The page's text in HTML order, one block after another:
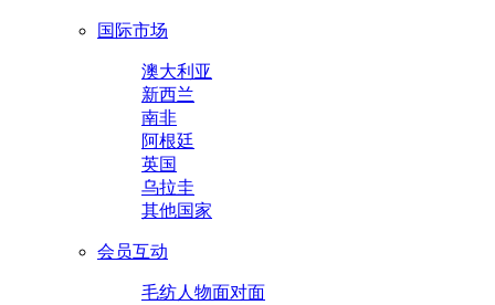
国际市场
澳大利亚
新西兰
南非
阿根廷
英国
乌拉圭
其他国家
会员互动
毛纺人物面对面